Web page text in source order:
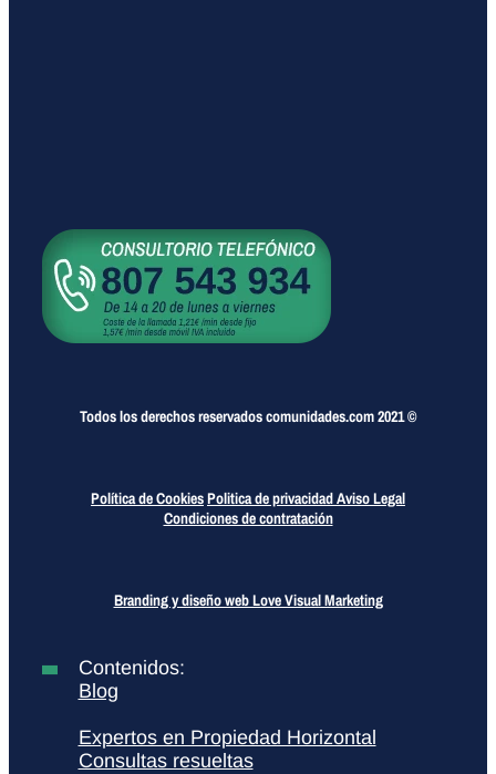
Todos los derechos reservados comunidades.com 2021 ©
Política de CookiesPolitica de privacidadAviso Legal
Condiciones de contratación
Branding y diseño web Love Visual Marketing
Contenidos:
Blog
Expertos en Propiedad Horizontal
Consultas resueltas